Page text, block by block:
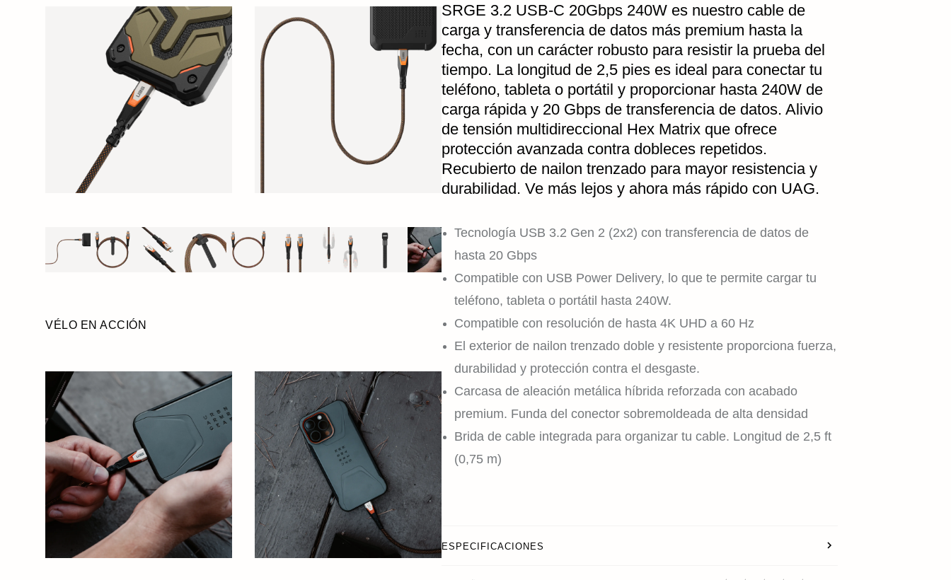
VÉLO EN ACCIÓN
SRGE 3.2 USB-C 20Gbps 240W es nuestro cable de
carga y transferencia de datos más premium hasta la
fecha, con un carácter robusto para resistir la prueba del
tiempo. La longitud de 2,5 pies es ideal para conectar tu
teléfono, tableta o portátil y proporcionar hasta 240W de
carga rápida y 20 Gbps de transferencia de datos. Alivio
de tensión multidireccional Hex Matrix que ofrece
protección avanzada contra dobleces repetidos.
Recubierto de nailon trenzado para mayor resistencia y
durabilidad. Ve más lejos y ahora más rápido con UAG.
Tecnología USB 3.2 Gen 2 (2x2) con transferencia de datos de
hasta 20 Gbps
Compatible con USB Power Delivery, lo que te permite cargar tu
teléfono, tableta o portátil hasta 240W.
Compatible con resolución de hasta 4K UHD a 60 Hz
El exterior de nailon trenzado doble y resistente proporciona fuerza,
durabilidad y protección contra el desgaste.
Carcasa de aleación metálica híbrida reforzada con acabado
premium. Funda del conector sobremoldeada de alta densidad
Brida de cable integrada para organizar tu cable. Longitud de 2,5 ft
(0,75 m)
ESPECIFICACIONES
TIENDA
EMPRESA